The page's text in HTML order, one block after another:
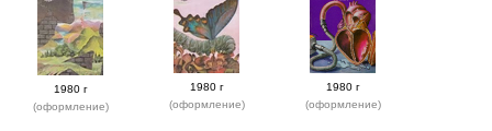
1980 г
(оформление)
1980 г
(оформление)
1980 г
(оформление)